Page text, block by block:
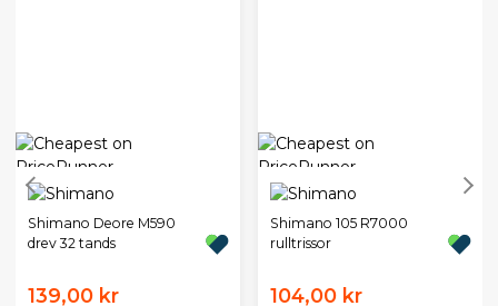
Shimano Deore M590
drev 32 tands
139,00 kr
Shimano 105 R7000
rulltrissor
104,00 kr